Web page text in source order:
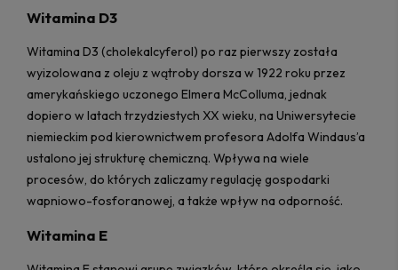
Witamina D3
Witamina D3 (cholekalcyferol) po raz pierwszy została
wyizolowana z oleju z wątroby dorsza w 1922 roku przez
amerykańskiego uczonego Elmera McColluma, jednak
dopiero w latach trzydziestych XX wieku, na Uniwersytecie
niemieckim pod kierownictwem profesora Adolfa Windaus’a
ustalono jej strukturę chemiczną. Wpływa na wiele
procesów, do których zaliczamy regulację gospodarki
wapniowo-fosforanowej, a także wpływ na odporność.
Witamina E